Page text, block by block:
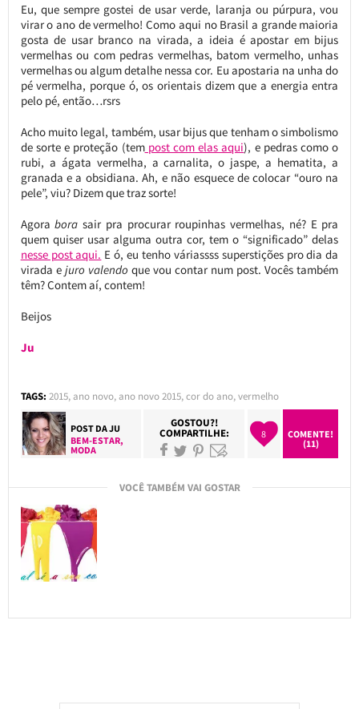
Eu, que sempre gostei de usar verde, laranja ou púrpura, vou
virar o ano de vermelho! Como aqui no Brasil a grande maioria
gosta de usar branco na virada, a ideia é apostar em bijus
vermelhas ou com pedras vermelhas, batom vermelho, unhas
vermelhas ou algum detalhe nessa cor. Eu apostaria na unha do
pé vermelha, porque ó, os orientais dizem que a energia entra
pelo pé, então…rsrs
Acho muito legal, também, usar bijus que tenham o simbolismo
de sorte e proteção (tempost com elas aqui), e pedras como o
rubi, a ágata vermelha, a carnalita, o jaspe, a hematita, a
granada e a obsidiana. Ah, e não esquece de colocar “ouro na
pele”, viu? Dizem que traz sorte!
Agora bora sair pra procurar roupinhas vermelhas, né? E pra
quem quiser usar alguma outra cor, tem o “significado” delas
nesse post aqui. E ó, eu tenho váriassss superstições pro dia da
virada e juro valendo que vou contar num post. Vocês também
têm? Contem aí, contem!
Beijos
Ju
TAGS: 2015,ano novo,ano novo 2015,cor do ano,vermelho
POST DAJU
BEM-ESTAR,
MODA
GOSTOU?!
COMPARTILHE: 8
COMENTE!
(11)
VOCÊ TAMBÉM VAI GOSTAR